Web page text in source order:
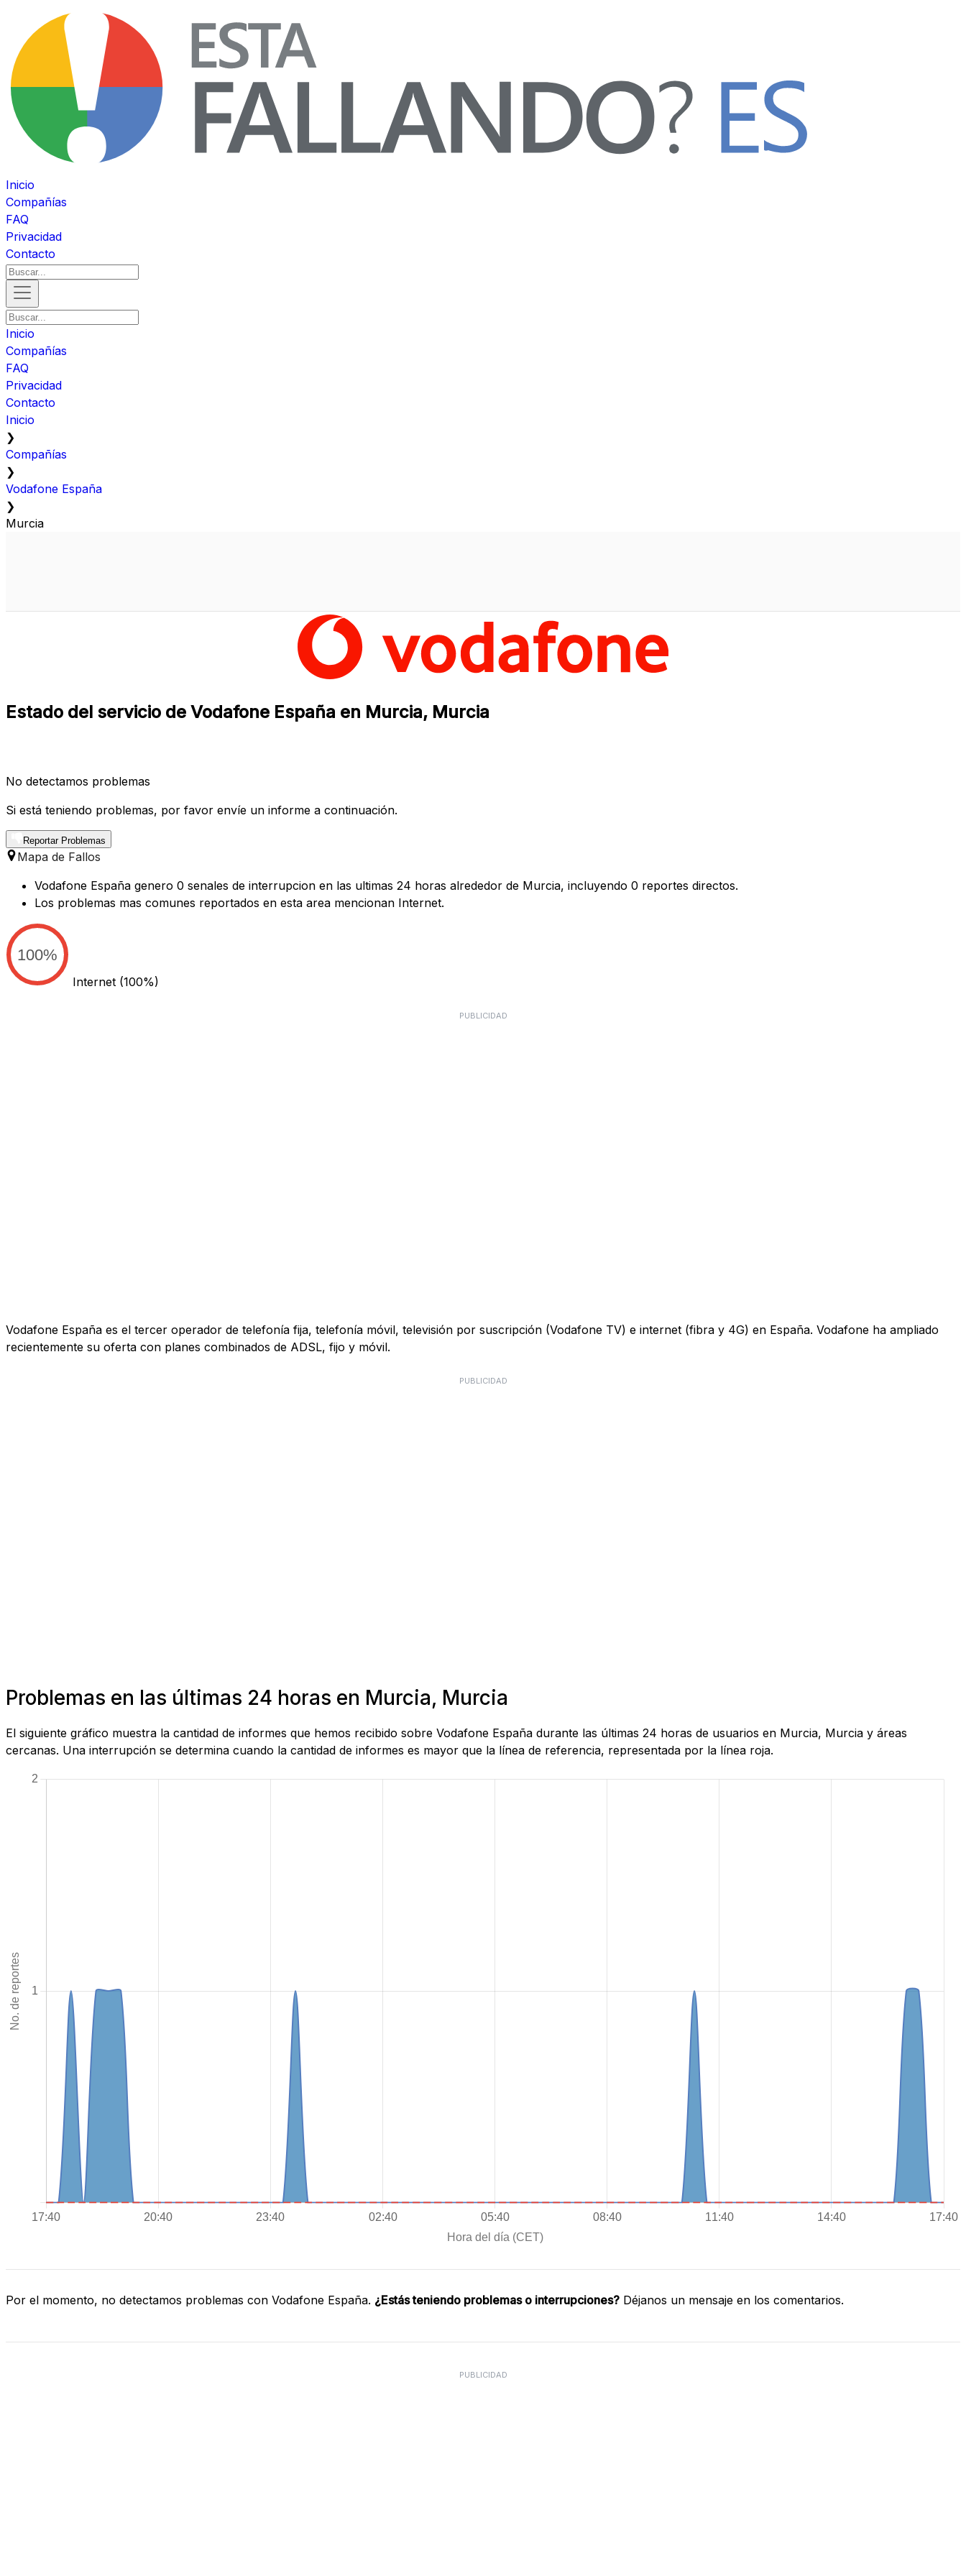
Inicio
Compañías
FAQ
Privacidad
Contacto
Inicio
Compañías
FAQ
Privacidad
Contacto
Inicio
❯
Compañías
❯
Vodafone España
❯
Murcia
Estado del servicio de Vodafone España en Murcia, Murcia
No detectamos problemas
Si está teniendo problemas, por favor envíe un informe a continuación.
Reportar Problemas
Mapa de Fallos
Vodafone España genero 0 senales de interrupcion en las ultimas 24 horas alrededor de Murcia, incluyendo 0 reportes directos.
Los problemas mas comunes reportados en esta area mencionan Internet.
100%
Internet (100%)
PUBLICIDAD
Vodafone España es el tercer operador de telefonía fija, telefonía móvil, televisión por suscripción (Vodafone TV) e internet (fibra y 4G) en España. Vodafone ha ampliado
recientemente su oferta con planes combinados de ADSL, fijo y móvil.
PUBLICIDAD
Problemas en las últimas 24 horas en Murcia, Murcia
El siguiente gráfico muestra la cantidad de informes que hemos recibido sobre Vodafone España durante las últimas 24 horas de usuarios en Murcia, Murcia y áreas
cercanas. Una interrupción se determina cuando la cantidad de informes es mayor que la línea de referencia, representada por la línea roja.
Por el momento, no detectamos problemas con Vodafone España. ¿Estás teniendo problemas o interrupciones? Déjanos un mensaje en los comentarios.
PUBLICIDAD